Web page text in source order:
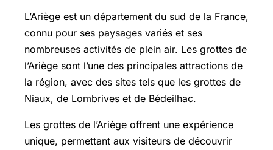
L’Ariège est un département du sud de la France,
connu pour ses paysages variés et ses
nombreuses activités de plein air. Les grottes de
l’Ariège sont l’une des principales attractions de
la région, avec des sites tels que les grottes de
Niaux, de Lombrives et de Bédeilhac.
Les grottes de l’Ariège offrent une expérience
unique, permettant aux visiteurs de découvrir